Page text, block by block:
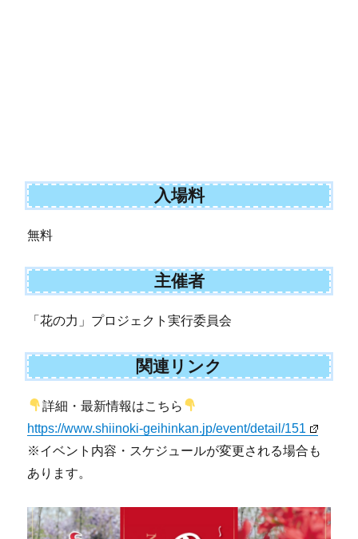
入場料
無料
主催者
「花の力」プロジェクト実行委員会
関連リンク
詳細・最新情報はこちら
https://www.shiinoki-geihinkan.jp/event/detail/151
※イベント内容・スケジュールが変更される場合も
あります。